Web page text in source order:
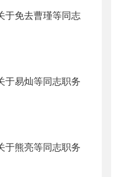
于免去曹瑾等同志
于易灿等同志职务
于熊亮等同志职务